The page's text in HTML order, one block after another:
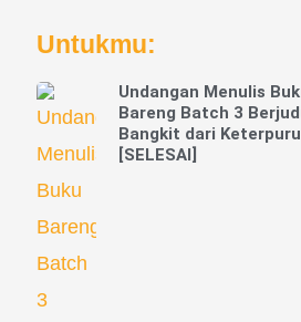
Untukmu:
Undangan Menulis
Bareng Batch 3
Bangkit dari
[SELESAI]